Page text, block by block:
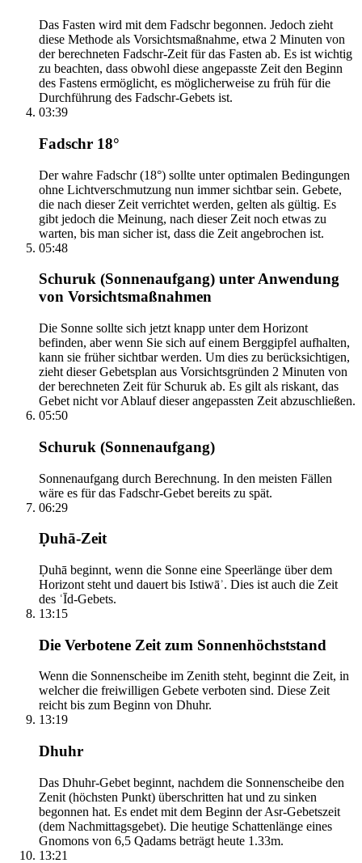
Das Fasten wird mit dem Fadschr begonnen. Jedoch zieht
diese Methode als Vorsichtsmaßnahme, etwa 2 Minuten von
der berechneten Fadschr-Zeit für das Fasten ab. Es ist wichtig
zu beachten, dass obwohl diese angepasste Zeit den Beginn
des Fastens ermöglicht, es möglicherweise zu früh für die
Durchführung des Fadschr-Gebets ist.
03:39
Fadschr 18°
Der wahre Fadschr (18°) sollte unter optimalen Bedingungen
ohne Lichtverschmutzung nun immer sichtbar sein. Gebete,
die nach dieser Zeit verrichtet werden, gelten als gültig. Es
gibt jedoch die Meinung, nach dieser Zeit noch etwas zu
warten, bis man sicher ist, dass die Zeit angebrochen ist.
05:48
Schuruk (Sonnenaufgang) unter Anwendung
von Vorsichtsmaßnahmen
Die Sonne sollte sich jetzt knapp unter dem Horizont
befinden, aber wenn Sie sich auf einem Berggipfel aufhalten,
kann sie früher sichtbar werden. Um dies zu berücksichtigen,
zieht dieser Gebetsplan aus Vorsichtsgründen 2 Minuten von
der berechneten Zeit für Schuruk ab. Es gilt als riskant, das
Gebet nicht vor Ablauf dieser angepassten Zeit abzuschließen.
05:50
Schuruk (Sonnenaufgang)
Sonnenaufgang durch Berechnung. In den meisten Fällen
wäre es für das Fadschr-Gebet bereits zu spät.
06:29
Ḍuhā-Zeit
Ḍuhā beginnt, wenn die Sonne eine Speerlänge über dem
Horizont steht und dauert bis Istiwāʾ. Dies ist auch die Zeit
des ʿĪd-Gebets.
13:15
Die Verbotene Zeit zum Sonnenhöchststand
Wenn die Sonnenscheibe im Zenith steht, beginnt die Zeit, in
welcher die freiwilligen Gebete verboten sind. Diese Zeit
reicht bis zum Beginn von Dhuhr.
13:19
Dhuhr
Das Dhuhr-Gebet beginnt, nachdem die Sonnenscheibe den
Zenit (höchsten Punkt) überschritten hat und zu sinken
begonnen hat. Es endet mit dem Beginn der Asr-Gebetszeit
(dem Nachmittagsgebet). Die heutige Schattenlänge eines
Gnomons von 6,5 Qadams beträgt heute 1.33m.
13:21